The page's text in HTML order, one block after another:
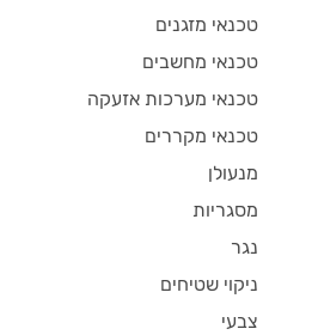
טכנאי מזגנים
טכנאי מחשבים
טכנאי מערכות אזעקה
טכנאי מקררים
מנעולן
מסגריות
נגר
ניקוי שטיחים
צבעי